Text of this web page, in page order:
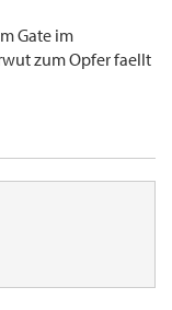
Gate im
zum Opfer faellt